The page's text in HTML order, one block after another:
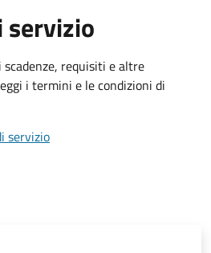
servizio
requisiti e altre
i termini e le condizioni di
servizio